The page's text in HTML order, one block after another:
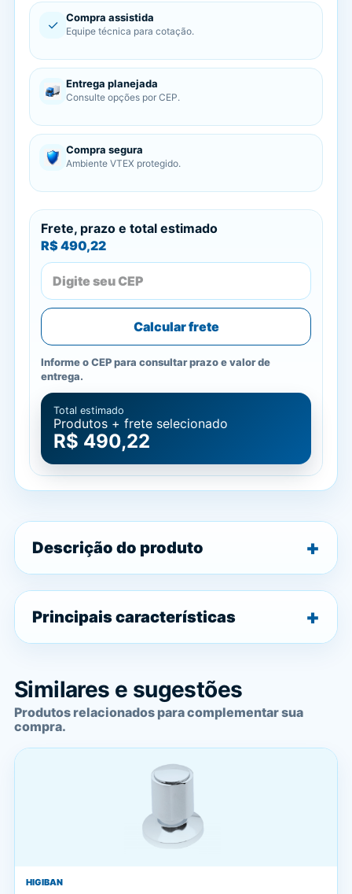
✓ Compra assistida
Equipe técnica para cotação.
Entrega planejada
Consulte opções por CEP.
Compra segura
Ambiente VTEX protegido.
Frete, prazo e total estimado
R$ 490,22
Calcular frete
Informe o CEP para consultar prazo e valor de
entrega.
Total estimado
Produtos + frete selecionado
R$ 490,22
Descrição do produto
Principais características
Similares e sugestões
Produtos relacionados para complementar sua
compra.
HIGIBAN